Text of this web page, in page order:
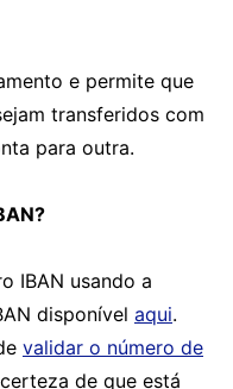
e permite que
transferidos com
para outra.
IBAN usando a
disponível aqui.
validar o número de
de que está